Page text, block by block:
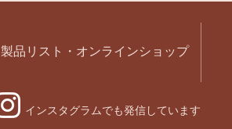
製品リスト・オンラインショップ
インスタグラムでも発信しています